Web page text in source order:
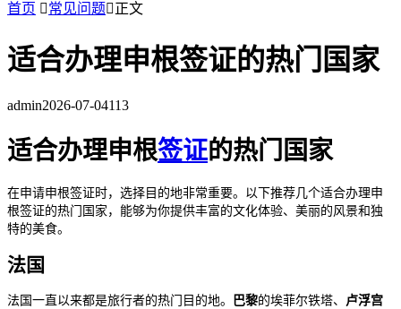
首页 常见问题正文
适合办理申根签证的热门国家
admin2026-07-04113
适合办理申根签证的热门国家
在申请申根签证时，选择目的地非常重要。以下推荐几个适合办理申
根签证的热门国家，能够为你提供丰富的文化体验、美丽的风景和独
特的美食。
法国
法国一直以来都是旅行者的热门目的地。 巴黎的埃菲尔铁塔、 卢浮宫